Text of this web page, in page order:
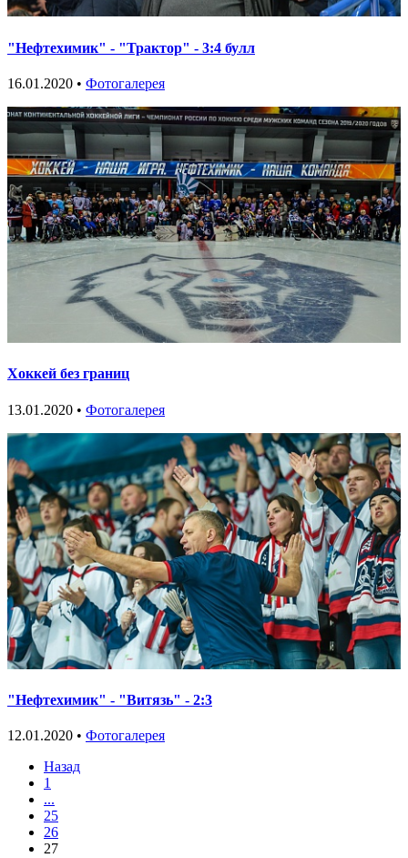
"Нефтехимик" - "Трактор" - 3:4 булл
16.01.2020 • Фотогалерея
Хоккей без границ
13.01.2020 • Фотогалерея
"Нефтехимик" - "Витязь" - 2:3
12.01.2020 • Фотогалерея
Назад
1
...
25
26
27